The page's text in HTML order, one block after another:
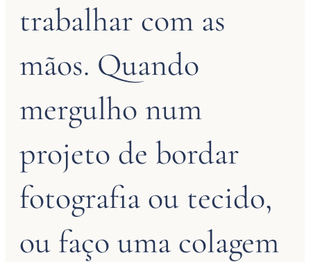
trabalhar com as
mãos. Quando
mergulho num
projeto de bordar
fotografia ou tecido,
ou faço uma colagem